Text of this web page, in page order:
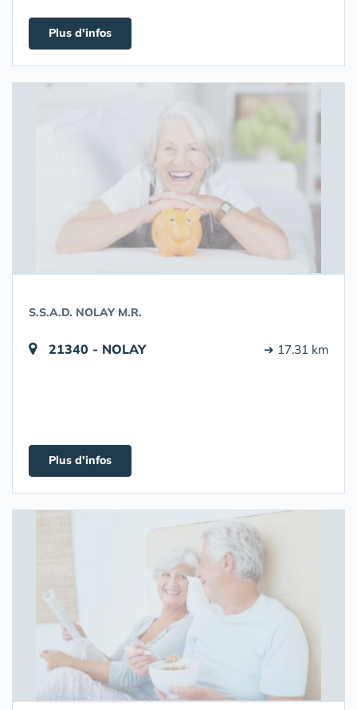
Plus d'infos
S.S.A.D. NOLAY M.R.
21340 - NOLAY ➔ 17.31 km
Plus d'infos